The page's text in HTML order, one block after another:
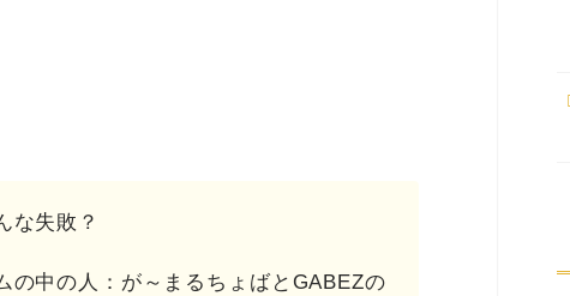
な失敗？
の中の人：が～まるちょばとGABEZの